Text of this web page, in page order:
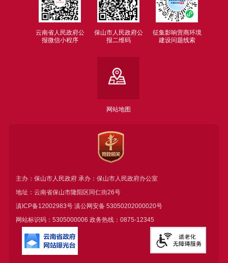
云南省人民政府公
报微信小程序
保山市人民政府公
报二维码
征集影响营商环境
建设问题线索
网站地图
主办：保山市人民政府 承办：保山市人民政府办公室
地址：云南省保山市隆阳区同仁街26号
滇ICP备12002983号滇公网安备 53050202000020号
网站标识码：5305000006 政务热线：0875-12345